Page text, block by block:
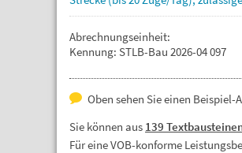
Abrechnungseinheit:
Kennung: STLB-Bau 2026-04 097
Oben sehen Sie einen
Sie können aus 139
Für eine VOB-konforme